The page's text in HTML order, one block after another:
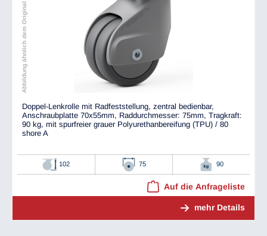
Abbildung ähnlich dem Original
Doppel-Lenkrolle mit Radfeststellung, zentral bedienbar,
Anschraubplatte 70x55mm, Raddurchmesser: 75mm, Tragkraft:
90 kg, mit spurfreier grauer Polyurethanbereifung (TPU) / 80
shore A
102 75 90
Auf die Anfrageliste
mehr Details